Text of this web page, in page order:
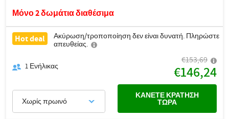
Μόνο 2 δωμάτια διαθέσιμα
Hot deal
Ακύρωση/τροποποίηση δεν είναι δυνατή. Πληρώστε
απευθείας.
1 Ενήλικας
€153,69
€146,24
Χωρίς πρωινό
ΚΆΝΕΤΕ ΚΡΆΤΗΣΗ
ΤΏΡΑ